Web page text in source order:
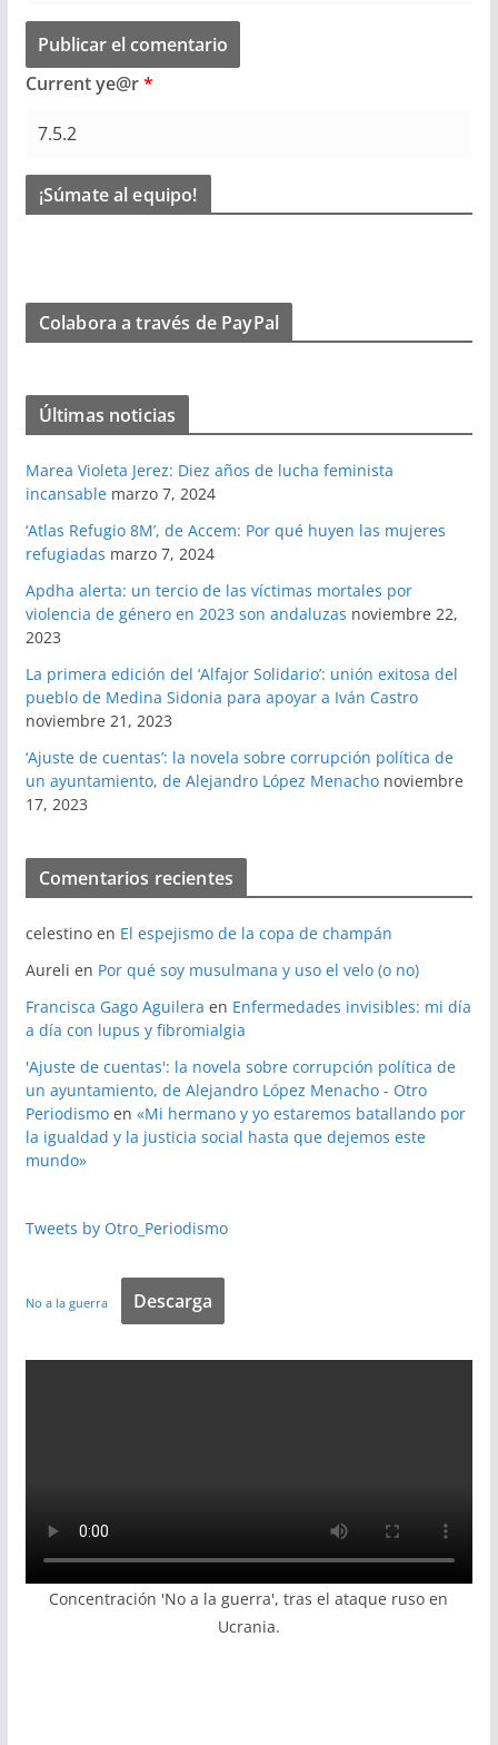
Current ye@r*
¡Súmate al equipo!
Colabora a través de PayPal
Últimas noticias
Marea Violeta Jerez: Diez años de lucha feminista
incansable marzo 7, 2024
‘Atlas Refugio 8M’, de Accem: Por qué huyen las mujeres
refugiadas marzo 7, 2024
Apdha alerta: un tercio de las víctimas mortales por
violencia de género en 2023 son andaluzas noviembre 22,
2023
La primera edición del ‘Alfajor Solidario’: unión exitosa del
pueblo de Medina Sidonia para apoyar a Iván Castro
noviembre 21, 2023
‘Ajuste de cuentas’: la novela sobre corrupción política de
un ayuntamiento, de Alejandro López Menacho noviembre
17, 2023
Comentarios recientes
celestinoen El espejismo de la copa de champán
Aureli en Por qué soy musulmana y uso el velo (o no)
Francisca Gago Aguilera en Enfermedades invisibles: mi día
a día con lupus y fibromialgia
'Ajuste de cuentas': la novela sobre corrupción política de
un ayuntamiento, de Alejandro López Menacho - Otro
Periodismoen «Mi hermano y yo estaremos batallando por
la igualdad y la justicia social hasta que dejemos este
mundo»
Tweets by Otro_Periodismo
No a la guerra Descarga
Concentración 'No a la guerra', tras el ataque ruso en
Ucrania.